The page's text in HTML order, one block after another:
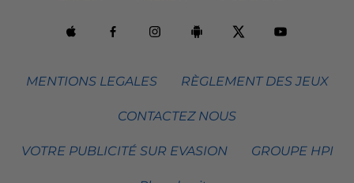
MENTIONS LEGALES RÈGLEMENT DES JEUX
CONTACTEZ NOUS
VOTRE PUBLICITÉ SUR EVASION GROUPE HPI